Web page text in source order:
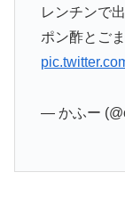
レンチンで
ポン酢とご
— かふー